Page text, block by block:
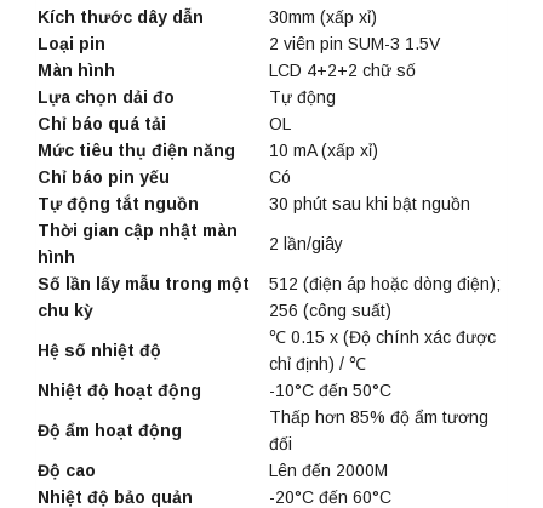
Kích thước dây dẫn
30mm (xấp xỉ)
Loại pin
2 viên pin SUM-3 1.5V
Màn hình
LCD 4+2+2 chữ số
Lựa chọn dải đo
Tự động
Chỉ báo quá tải
OL
Mức tiêu thụ điện năng
10 mA (xấp xỉ)
Chỉ báo pin yếu
Có
Tự động tắt nguồn
30 phút sau khi bật nguồn
Thời gian cập nhật màn
hình
2 lần/giây
Số lần lấy mẫu trong một
chu kỳ
512 (điện áp hoặc dòng điện);
256 (công suất)
Hệ số nhiệt độ
℃ 0.15 x (Độ chính xác được
chỉ định) / ℃
Nhiệt độ hoạt động
-10°C đến 50°C
Độ ẩm hoạt động
Thấp hơn 85% độ ẩm tương
đối
Độ cao
Lên đến 2000M
Nhiệt độ bảo quản
-20°C đến 60°C